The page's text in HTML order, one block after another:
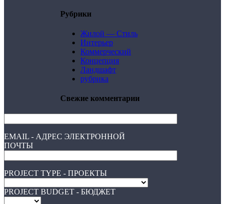
Рубрики
Жилой — Стиль
Интерьер
Коммерческий
Концепция
Ландшафт
рубрика
Свежие комментарии
EMAIL - АДРЕС ЭЛЕКТРОННОЙ
ПОЧТЫ
PROJECT TYPE - ПРОЕКТЫ
PROJECT BUDGET - БЮДЖЕТ